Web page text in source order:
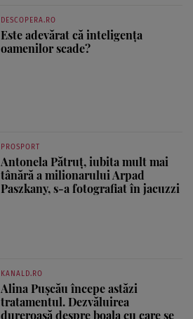
DESCOPERA.RO
Este adevărat că inteligența
oamenilor scade?
PROSPORT
Antonela Pătruț, iubita mult mai
tânără a milionarului Arpad
Paszkany, s-a fotografiat în jacuzzi
KANALD.RO
Alina Pușcău începe astăzi
tratamentul. Dezvăluirea
dureroasă despre boala cu care se